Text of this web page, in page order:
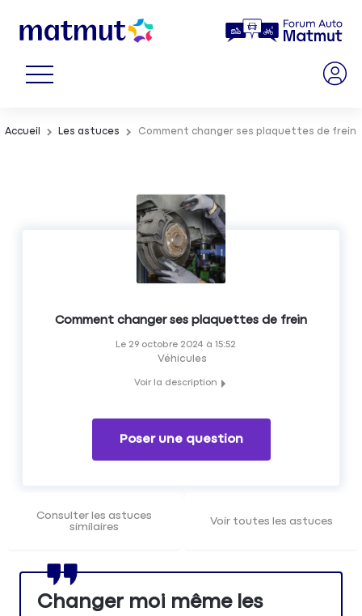
Accueil Les astuces Comment changer ses plaquettes de frein
Comment changer ses plaquettes de frein
Le 29 octobre 2024 à 15:52
Véhicules
Voir la description
Poser une question
Consulter les astuces
similaires
Voir toutes les astuces
Changer moi même les